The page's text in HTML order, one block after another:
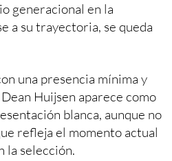
generacional en la
a su trayectoria, se queda
una presencia mínima y
Huijsen aparece como
blanca, aunque no
refleja el momento actual
la selección.